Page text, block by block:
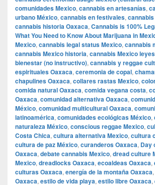
comunidades Mexico, cannabis en artesanías,
urbano México, cannabis en festivales,
cannabis historia Oaxaca, Cannabis is 100%
What You Need to Know About Marijuana in
Mexico, cannabis legal status Mexico, cannabis
cannabis Mexico historia, cannabis Mexico leyes
bienestar (no instructivo), cannabis y reggae
espirituales Oaxaca, ceremonia de copal,
chapulines Oaxaca, collares rastas Mexico,
comida natural Oaxaca, comida vegana costa,
Oaxaca, comunidad alternativa Oaxaca,
México, comunidad multicultural Oaxaca,
latinoamérica, comunidades ecológicas México,
naturaleza México, conscious reggae Mexico,
Costa Chica, cultura alternativa Mexico, cultura
cultura de paz México, curanderos Oaxaca, Day
Oaxaca, debate cannabis Mexico, dread culture
Mexico, dreadlocks Oaxaca, ecoaldeas Oaxaca,
culturas Oaxaca, energía de la montaña Oaxaca,
Oaxaca, estilo de vida playa, estilo libre Oaxaca,